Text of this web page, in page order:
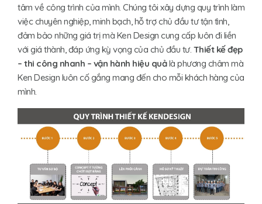
tâm về công trình của mình. Chúng tôi xây dựng quy trình làm
việc chuyên nghiệp, minh bạch, hỗ trợ chủ đầu tư tận tình,
đảm bảo những giá trị mà Ken Design cung cấp luôn đi liền
với giá thành, đáp ứng kỳ vọng của chủ đầu tư. Thiết kế đẹp
– thi công nhanh – vận hành hiệu quảlà phương châm mà
Ken Design luôn cố gắng mang đến cho mỗi khách hàng của
mình.